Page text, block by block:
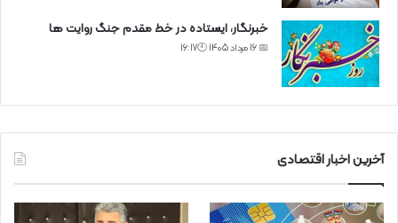
خبرنگار، ایستاده در خط مقدم جنگ روایت ها
📅 16 مرداد 1405 🕙16:17
آخرین اخبار اقتصادی